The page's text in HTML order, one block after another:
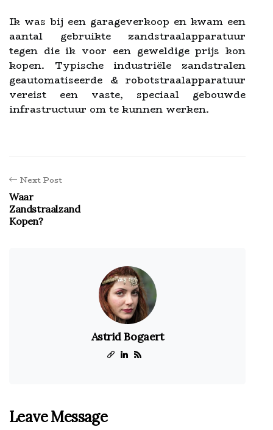
Ik was bij een garageverkoop en kwam een
aantal gebruikte zandstraalapparatuur
tegen die ik voor een geweldige prijs kon
kopen. Typische industriële zandstralen
geautomatiseerde & robotstraalapparatuur
vereist een vaste, speciaal gebouwde
infrastructuur om te kunnen werken.
Next Post
Waar
Zandstraalzand
Kopen?
Astrid Bogaert
Leave Message